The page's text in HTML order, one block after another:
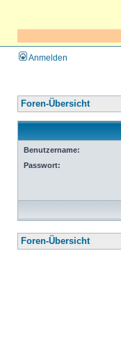
Anmelden
Foren-Übersicht
Benutzername:
Passwort:
Foren-Übersicht